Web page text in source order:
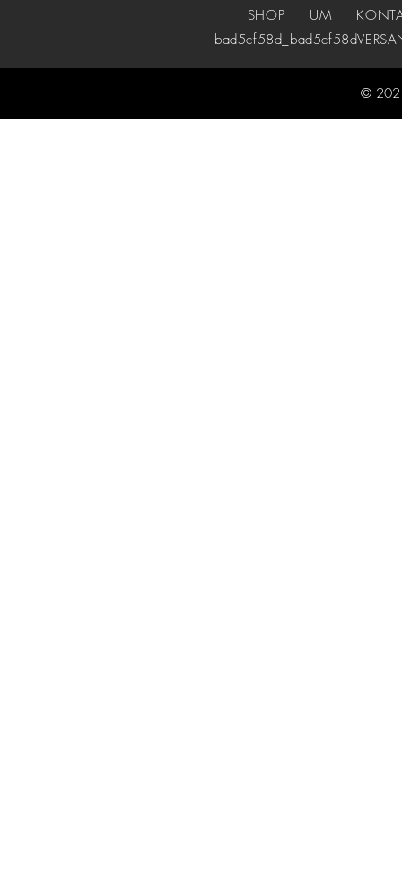
SHOP UM
bad5cf58d_bad5cf58d
©